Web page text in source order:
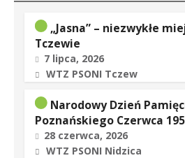
„Jasna” – niezwykłe
Tczewie
7 lipca, 2026
WTZ PSONI Tczew
Narodowy Dzień
Poznańskiego Czerwca
28 czerwca, 2026
WTZ PSONI Nidzica